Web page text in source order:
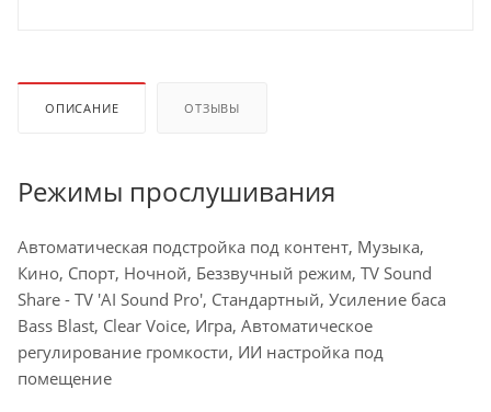
ОПИСАНИЕ ОТЗЫВЫ
Режимы прослушивания
Автоматическая подстройка под контент, Музыка,
Кино, Спорт, Ночной, Беззвучный режим, TV Sound
Share - TV 'AI Sound Pro', Стандартный, Усиление баса
Bass Blast, Clear Voice, Игра, Автоматическое
регулирование громкости, ИИ настройка под
помещение